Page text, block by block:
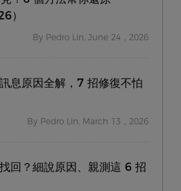
）
By Pedro Lin, June 24，2026
息原因全解，7 招修復不怕
By Pedro Lin, March 13，2026
回？細說原因、親測這 6 招